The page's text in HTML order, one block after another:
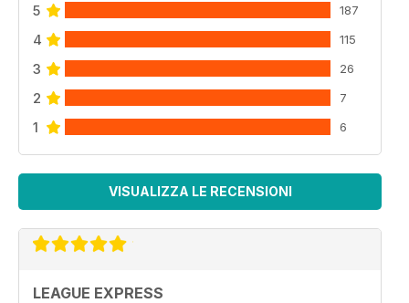
5 187
4 115
3 26
2 7
1 6
VISUALIZZA LE RECENSIONI
LEAGUE EXPRESS